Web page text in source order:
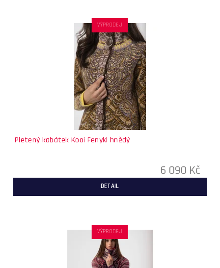
VÝPRODEJ
Pletený kabátek Kooi Fenykl hnědý
6 090 Kč
DETAIL
VÝPRODEJ